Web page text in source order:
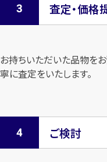
査定・価格
お持ちいただいた品物を
寧に査定をいたします。
ご検討